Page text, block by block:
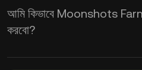
আমি কিভাবে Moonshots
করবো?